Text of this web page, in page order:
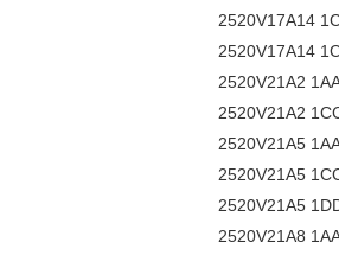
2520V17A14
2520V17A14
2520V21A2
2520V21A2
2520V21A5
2520V21A5
2520V21A5
2520V21A8